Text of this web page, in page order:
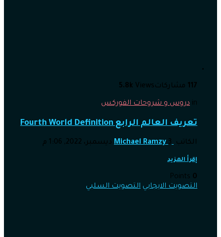
117 مشاركات 5.8k Views
in دروس و شروحات الفوركس
تعريف العالم الرابع Fourth World Definition
الكاتب Michael Ramzy 3 ديسمبر، 2022, 1:06 م
إقرأ المزيد
0
التصويت الايجابي التصويت السلبي